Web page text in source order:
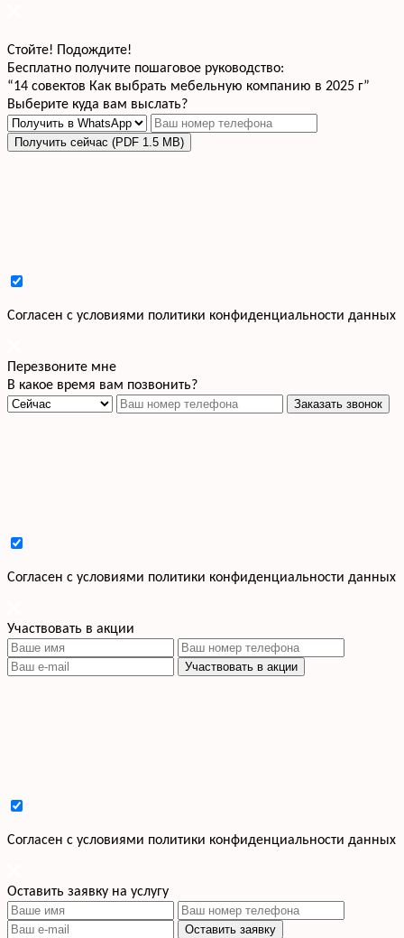
Стойте! Подождите!
Бесплатно получите пошаговое руководство:
“14 совектов Как выбрать мебельную компанию в 2025 г”
Выберите куда вам выслать?
Получить сейчас (PDF 1.5 MB)
Cогласен с условиями политики конфиденциальности данных
Перезвоните мне
В какое время вам позвонить?
Заказать звонок
Cогласен с условиями политики конфиденциальности данных
Участвовать в акции
Участвовать в акции
Cогласен с условиями политики конфиденциальности данных
Оставить заявку на услугу
Оставить заявку